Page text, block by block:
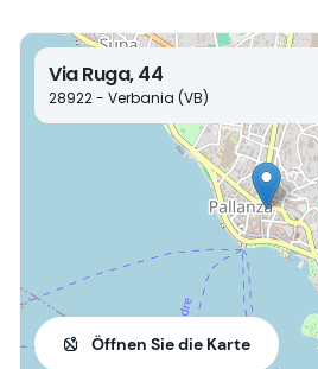
Via Ruga, 44
28922 - Verbania (VB)
Öffnen Sie die Karte